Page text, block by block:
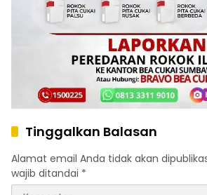
Tinggalkan Balasan
Alamat email Anda tidak akan
wajib ditandai *